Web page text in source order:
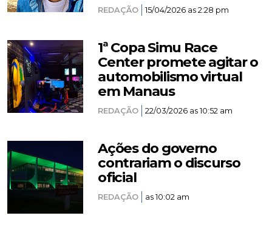
REDAÇÃO 15/04/2026 as 2:28 pm
1ª Copa Simu Race
Center promete agitar o
automobilismo virtual
em Manaus
REDAÇÃO 22/03/2026 as 10:52 am
Ações do governo
contrariam o discurso
oficial
REDAÇÃO as 10:02 am